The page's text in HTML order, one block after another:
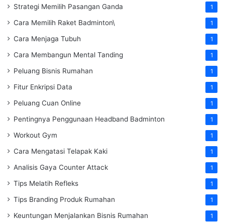
Strategi Memilih Pasangan Ganda 1
Cara Memilih Raket Badminton\ 1
Cara Menjaga Tubuh 1
Cara Membangun Mental Tanding 1
Peluang Bisnis Rumahan 1
Fitur Enkripsi Data 1
Peluang Cuan Online 1
Pentingnya Penggunaan Headband Badminton 1
Workout Gym 1
Cara Mengatasi Telapak Kaki 1
Analisis Gaya Counter Attack 1
Tips Melatih Refleks 1
Tips Branding Produk Rumahan 1
Keuntungan Menjalankan Bisnis Rumahan 1